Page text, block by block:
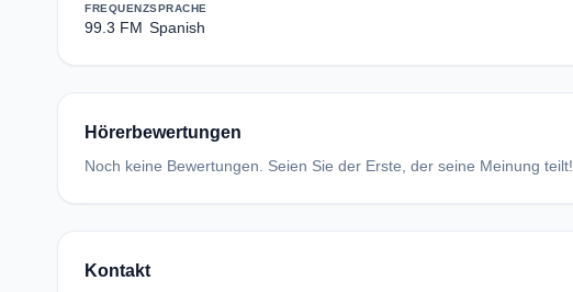
FREQUENZ
99.3 FM
SPRACHE
Spanish
Hörerbewertungen
Noch keine Bewertungen. Seien Sie der Erste, der seine Meinung teilt!
Kontakt